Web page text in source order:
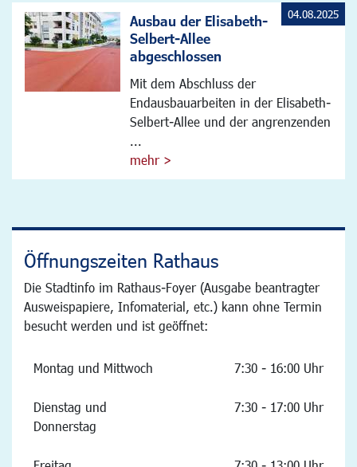
Ausbau der Elisabeth-
Selbert-Allee
abgeschlossen
Mit dem Abschluss der
Endausbauarbeiten in der Elisabeth-
Selbert-Allee und der angrenzenden
...
mehr >
04.08.2025
Öffnungszeiten Rathaus
Die Stadtinfo im Rathaus-Foyer (Ausgabe beantragter
Ausweispapiere, Infomaterial, etc.) kann ohne Termin
besucht werden und ist geöffnet:
Montag und Mittwoch 7:30 - 16:00 Uhr
Dienstag und
Donnerstag
7:30 - 17:00 Uhr